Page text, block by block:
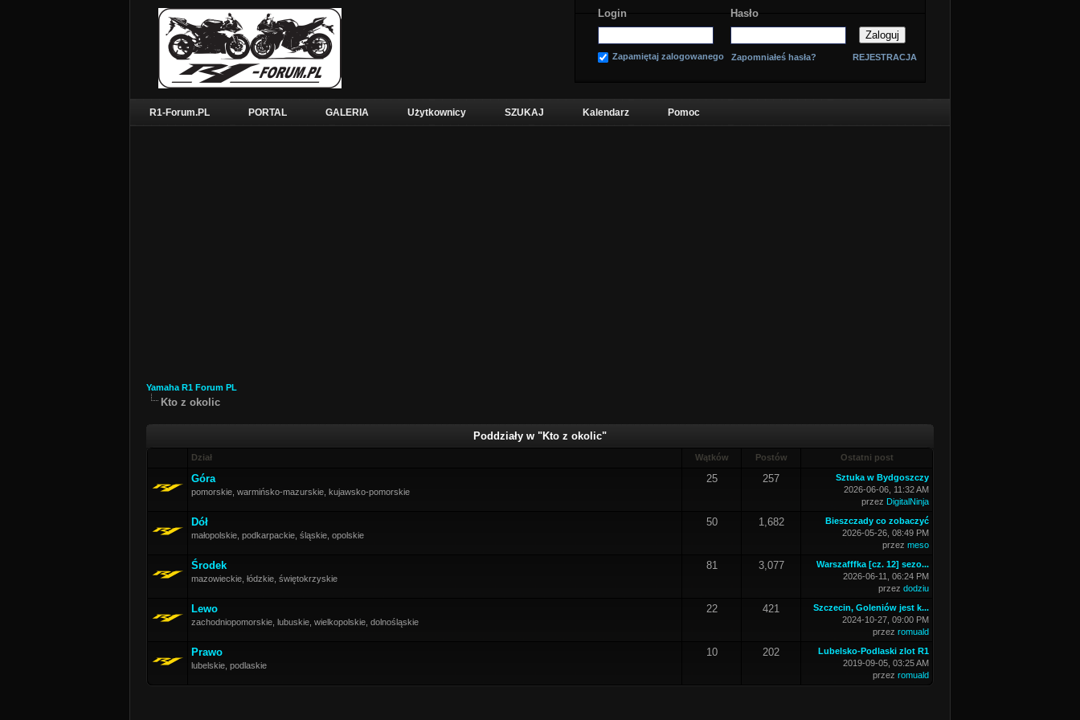
Login Hasło
Zapamiętaj zalogowanego Zapomniałeś hasła? REJESTRACJA
R1-Forum.PL PORTAL GALERIA Użytkownicy SZUKAJ Kalendarz Pomoc
Yamaha R1 Forum PL
Kto z okolic
Poddziały w "Kto z okolic"
Dział Wątków Postów Ostatni post
Góra
pomorskie, warmińsko-mazurskie, kujawsko-pomorskie
25 257
Sztuka w Bydgoszczy
2026-06-06, 11:32 AM
przez DigitalNinja
Dół
małopolskie, podkarpackie, śląskie, opolskie
50 1,682
Bieszczady co zobaczyć
2026-05-26, 08:49 PM
przez meso
Środek
mazowieckie, łódzkie, świętokrzyskie
81 3,077
Warszafffka [cz. 12] sezo...
2026-06-11, 06:24 PM
przez dodziu
Lewo
zachodniopomorskie, lubuskie, wielkopolskie, dolnośląskie
22 421
Szczecin, Goleniów jest k...
2024-10-27, 09:00 PM
przez romuald
Prawo
lubelskie, podlaskie
10 202
Lubelsko-Podlaski zlot R1
2019-09-05, 03:25 AM
przez romuald